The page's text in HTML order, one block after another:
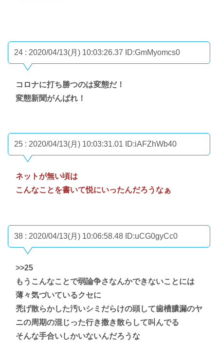
24 : 2020/04/13(月) 10:03:26.37 ID:GmMyomcs0
コロナに打ち勝つのは変態だ！
変態新聞がんばれ！
25 : 2020/04/13(月) 10:03:31.01 ID:iAFZhWb40
ネットが無い頃は
こんなことを書いて悦にいったんだろうなぁ
38 : 2020/04/13(月) 10:06:58.48 ID:uCG0gyCc0
>>25
もうこんなことで弱論争さなんかできないことには
薄々気づいているクセに
禿げ散らかした汚いシミだらけの頭して歯槽膿漏のヤ
ニの周期の混じった行き撒き散らして叫んでる
そんな手合いしかいないんだろうな